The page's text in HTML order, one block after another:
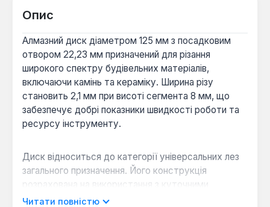
Опис
Алмазний диск діаметром 125 мм з посадковим
отвором 22,23 мм призначений для різання
широкого спектру будівельних матеріалів,
включаючи камінь та кераміку. Ширина різу
становить 2,1 мм при висоті сегмента 8 мм, що
забезпечує добрі показники швидкості роботи та
ресурсу інструменту.
Диск відноситься до категорії універсальних лез
загального призначення. Його конструкція
розрахована на використання з куточними
шліфувальними машинами (болгарками).
Читати повністю